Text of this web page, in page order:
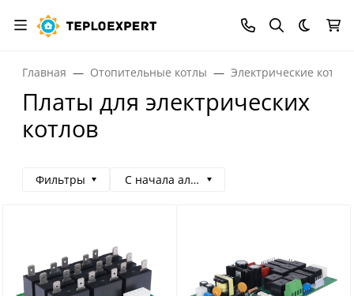
Темная
Главная Отопительные котлы Электрические котлы
Платы для электрических
котлов
Фильтры С начала алфавита